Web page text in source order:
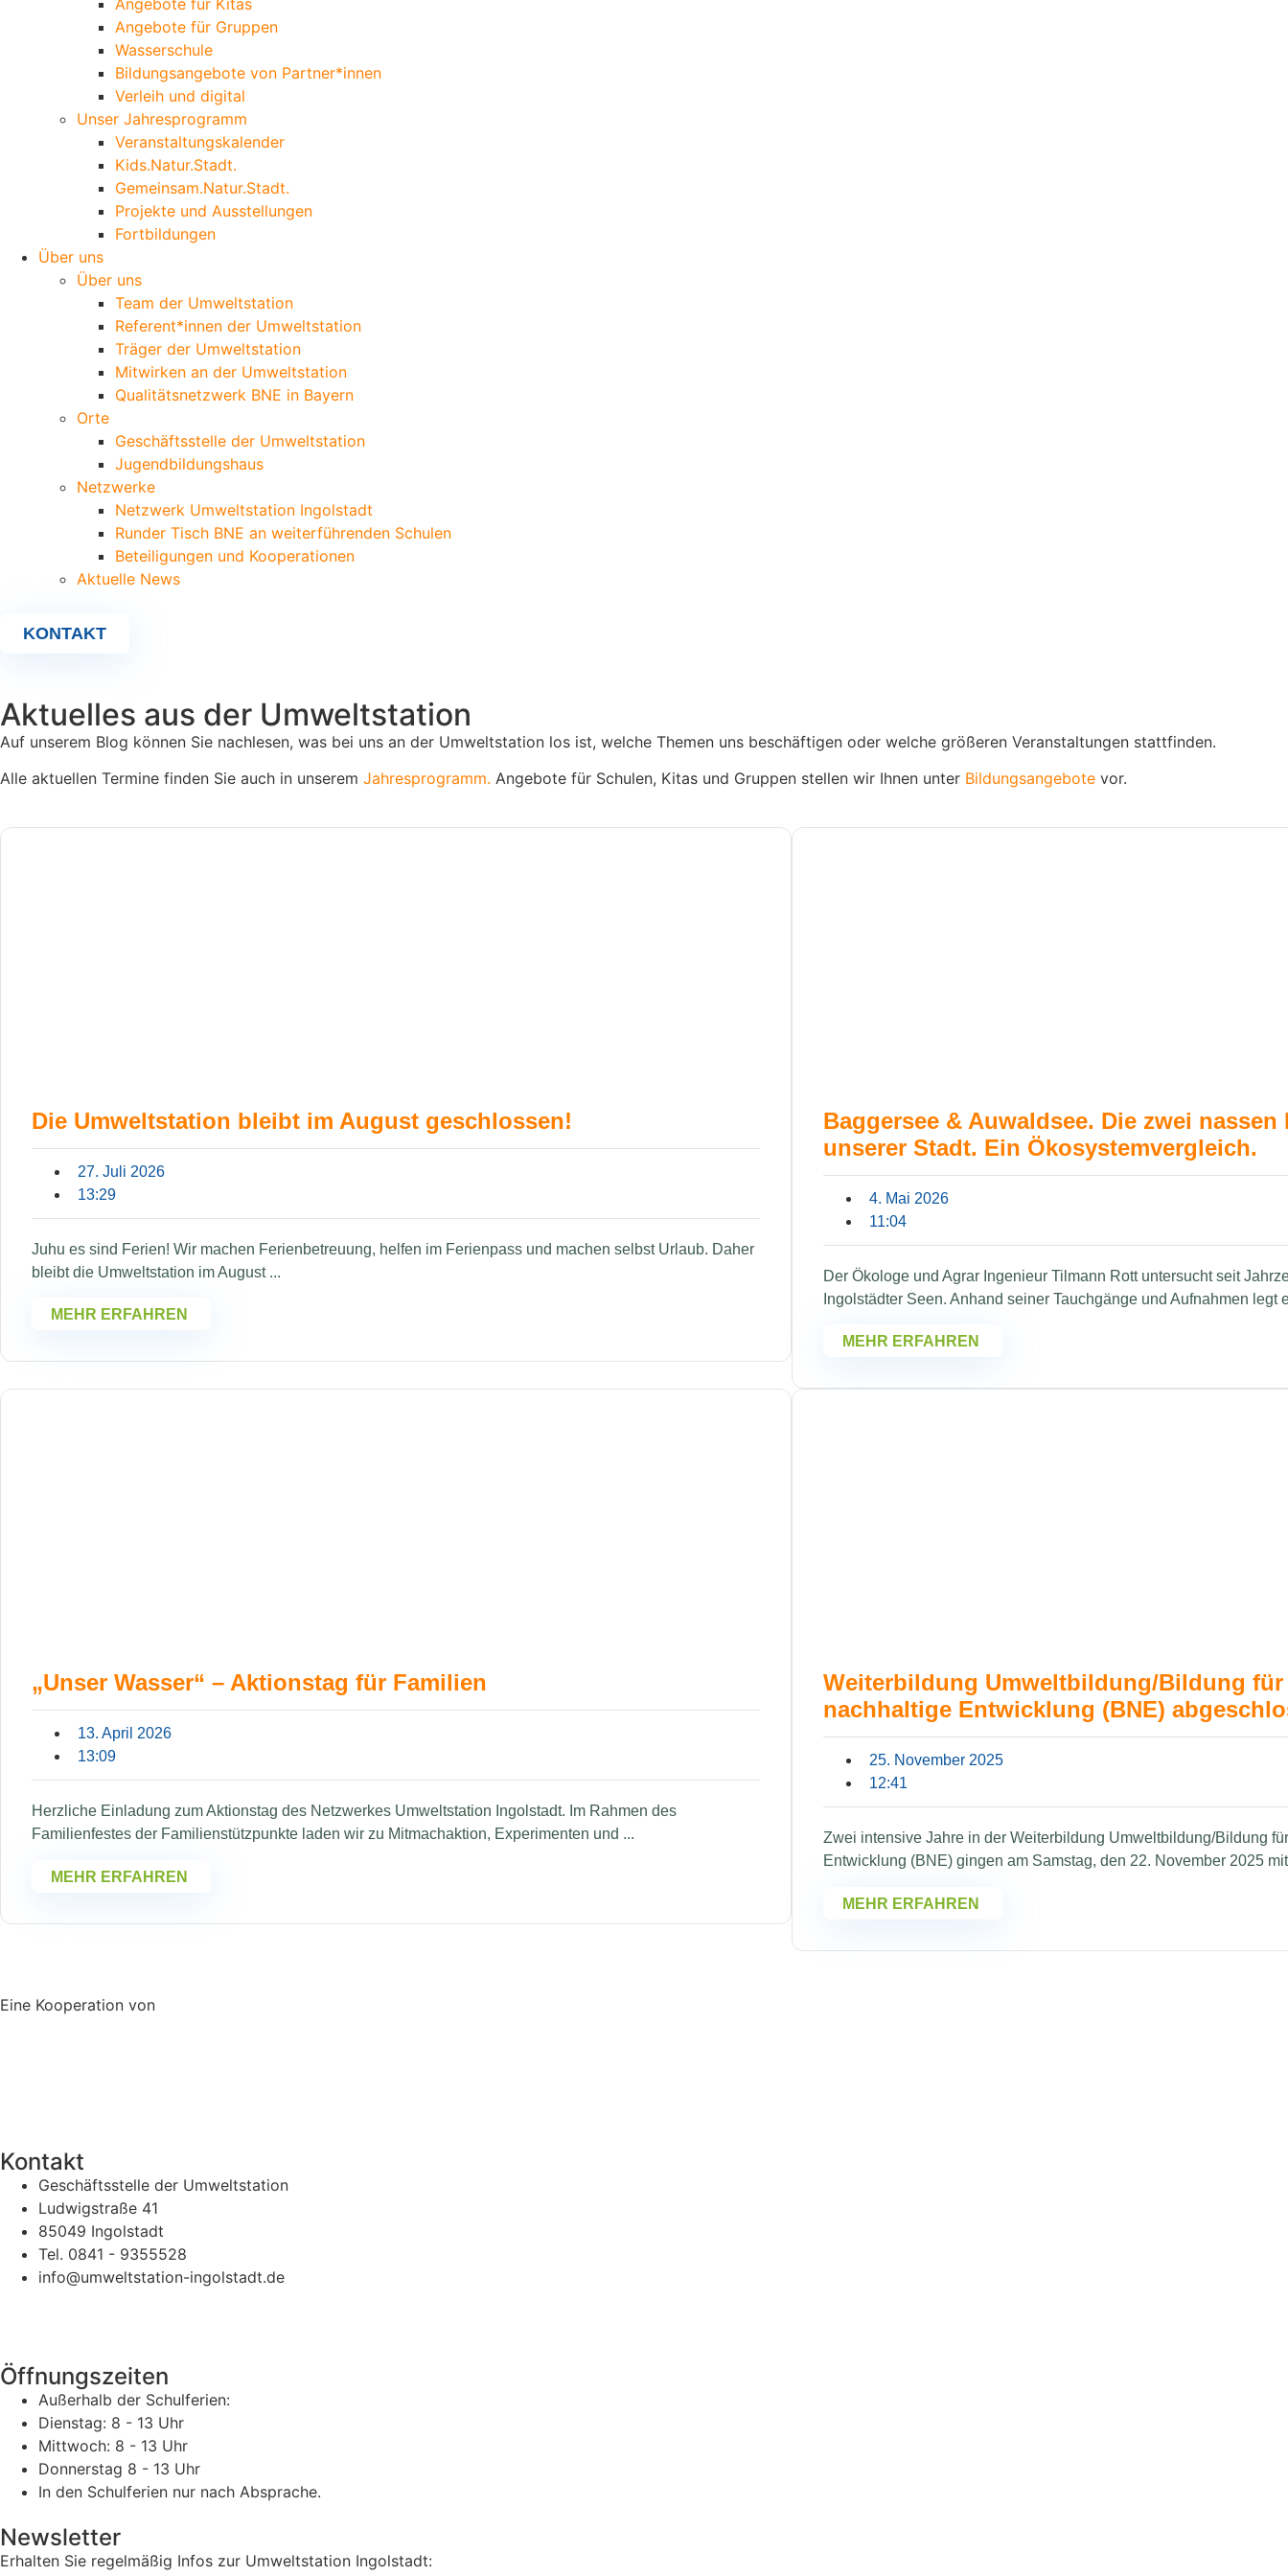
Angebote für Kitas
Angebote für Gruppen
Wasserschule
Bildungsangebote von Partner*innen
Verleih und digital
Unser Jahresprogramm
Veranstaltungskalender
Kids.Natur.Stadt.
Gemeinsam.Natur.Stadt.
Projekte und Ausstellungen
Fortbildungen
Über uns
Über uns
Team der Umweltstation
Referent*innen der Umweltstation
Träger der Umweltstation
Mitwirken an der Umweltstation
Qualitätsnetzwerk BNE in Bayern
Orte
Geschäftsstelle der Umweltstation
Jugendbildungshaus
Netzwerke
Netzwerk Umweltstation Ingolstadt
Runder Tisch BNE an weiterführenden Schulen
Beteiligungen und Kooperationen
Aktuelle News
KONTAKT
Aktuelles aus der Umweltstation
Auf unserem Blog können Sie nachlesen, was bei uns an der Umweltstation los ist, welche Themen uns beschäftigen oder welche größeren Veranstaltungen stattfinden.
Alle aktuellen Termine finden Sie auch in unserem Jahresprogramm. Angebote für Schulen, Kitas und Gruppen stellen wir Ihnen unter Bildungsangebote vor.
Die Umweltstation bleibt im August geschlossen!
27. Juli 2026
13:29
Juhu es sind Ferien! Wir machen Ferienbetreuung, helfen im Ferienpass und machen selbst Urlaub. Daher
bleibt die Umweltstation im August ...
MEHR ERFAHREN
Baggersee & Auwaldsee. Die zwei nassen
unserer Stadt. Ein Ökosystemvergleich.
4. Mai 2026
11:04
Der Ökologe und Agrar Ingenieur Tilmann Rott untersucht seit
Ingolstädter Seen. Anhand seiner Tauchgänge und Aufnahmen legt
MEHR ERFAHREN
„Unser Wasser“ – Aktionstag für Familien
13. April 2026
13:09
Herzliche Einladung zum Aktionstag des Netzwerkes Umweltstation Ingolstadt. Im Rahmen des
Familienfestes der Familienstützpunkte laden wir zu Mitmachaktion, Experimenten und ...
MEHR ERFAHREN
Weiterbildung Umweltbildung/Bildung für
nachhaltige Entwicklung (BNE)
25. November 2025
12:41
Zwei intensive Jahre in der Weiterbildung Umweltbildung/Bildung
Entwicklung (BNE) gingen am Samstag, den 22. November 2025
MEHR ERFAHREN
Eine Kooperation von
Kontakt
Geschäftsstelle der Umweltstation
Ludwigstraße 41
85049 Ingolstadt
Tel. 0841 - 9355528
info@umweltstation-ingolstadt.de
Öffnungszeiten
Außerhalb der Schulferien:
Dienstag: 8 - 13 Uhr
Mittwoch: 8 - 13 Uhr
Donnerstag 8 - 13 Uhr
In den Schulferien nur nach Absprache.
Newsletter
Erhalten Sie regelmäßig Infos zur Umweltstation Ingolstadt: